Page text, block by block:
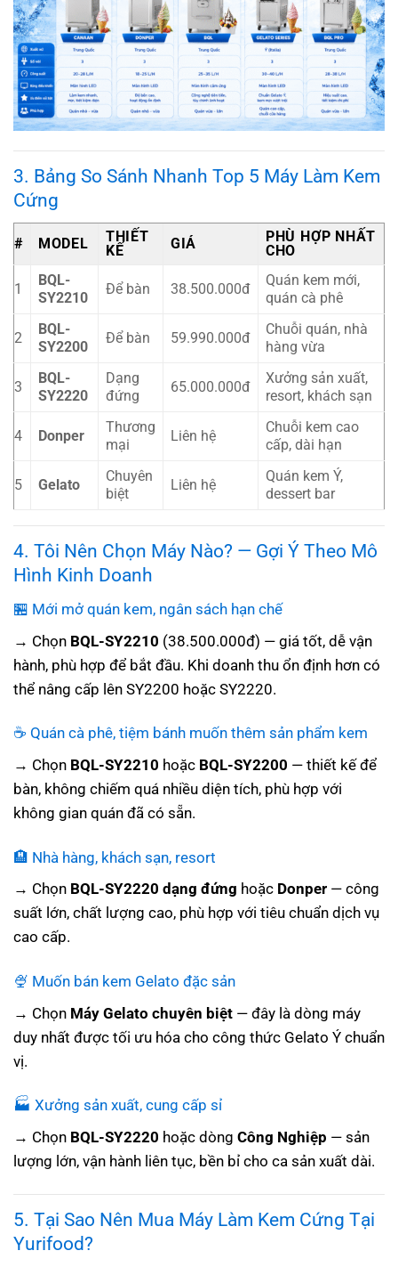
3. Bảng So Sánh Nhanh Top 5 Máy Làm Kem
Cứng
# MODEL
THIẾT
KẾ
GIÁ
PHÙ HỢP NHẤT
CHO
1
BQL-
SY2210
Để bàn 38.500.000đ
Quán kem mới,
quán cà phê
2
BQL-
SY2200
Để bàn 59.990.000đ
Chuỗi quán, nhà
hàng vừa
3
BQL-
SY2220
Dạng
đứng
65.000.000đ
Xưởng sản xuất,
resort, khách sạn
4 Donper
Thương
mại
Liên hệ
Chuỗi kem cao
cấp, dài hạn
5 Gelato
Chuyên
biệt
Liên hệ
Quán kem Ý,
dessert bar
4. Tôi Nên Chọn Máy Nào? — Gợi Ý Theo Mô
Hình Kinh Doanh
🏪 Mới mở quán kem, ngân sách hạn chế
→ Chọn BQL-SY2210 (38.500.000đ) — giá tốt, dễ vận
hành, phù hợp để bắt đầu. Khi doanh thu ổn định hơn có
thể nâng cấp lên SY2200 hoặc SY2220.
☕ Quán cà phê, tiệm bánh muốn thêm sản phẩm kem
→ Chọn BQL-SY2210 hoặc BQL-SY2200 — thiết kế để
bàn, không chiếm quá nhiều diện tích, phù hợp với
không gian quán đã có sẵn.
🏨 Nhà hàng, khách sạn, resort
→ Chọn BQL-SY2220 dạng đứng hoặc Donper — công
suất lớn, chất lượng cao, phù hợp với tiêu chuẩn dịch vụ
cao cấp.
🍨 Muốn bán kem Gelato đặc sản
→ Chọn Máy Gelato chuyên biệt — đây là dòng máy
duy nhất được tối ưu hóa cho công thức Gelato Ý chuẩn
vị.
🏭 Xưởng sản xuất, cung cấp sỉ
→ Chọn BQL-SY2220 hoặc dòng Công Nghiệp — sản
lượng lớn, vận hành liên tục, bền bỉ cho ca sản xuất dài.
5. Tại Sao Nên Mua Máy Làm Kem Cứng Tại
Yurifood?